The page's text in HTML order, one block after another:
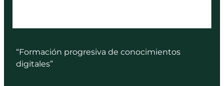
“Formación progresiva de conocimientos
digitales”